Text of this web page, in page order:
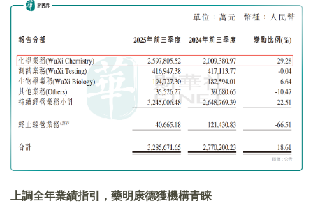
上調全年業績指引，藥明康德獲機構青睐